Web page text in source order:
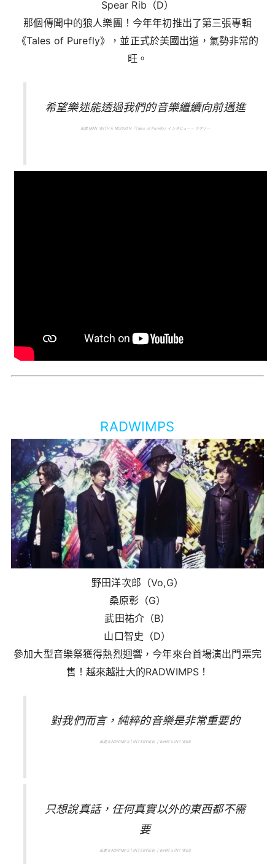
Spear Rib（D）
那個傳聞中的狼人樂團！今年年初推出了第三張專輯
《Tales of Purefly》，並正式於美國出道，氣勢非常的
旺。
希望樂迷能透過我們的音樂繼續向前邁進
出處 MAN WITH A MISSION「Tales of Purefly」インタビュー – ナタリー
RADWIMPS
野田洋次郎（Vo,G）
桑原彰（G）
武田祐介（B）
山口智史（D）
參加大型音樂祭獲得熱烈迴響，今年來台首場演出門票完
售！越來越壯大的RADWIMPS！
對我們而言，純粹的音樂是非常重要的
出處 RADWIMPS | INTERVIEW | WHAT’s IN? WEB
只想說真話，任何真實以外的東西都不需
要
出處 RADWIMPS | INTERVIEW | WHAT’s IN? WEB